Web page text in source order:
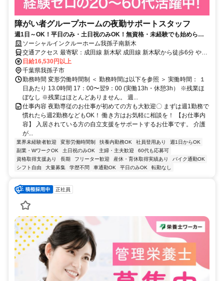
障がい者グループホームの夜勤サポートスタッフ
週1日～OK！平日のみ・土日祝のみOK！無資格・未経験でも始められ
ます。目の前の人に喜んでいただくことに、一生懸命になれる仕事で
す。
ソーシャルインクルーホーム我孫子南新木
交通アクセス 最寄駅：成田線 新木駅 成田線 新木駅から徒歩6分 やす
らぎの道沿い
日給16,530円以上
千葉県我孫子市
勤務時間 変形労働時間制 ＜ 勤務時間は以下を参照 ＞ 実働時間： １
日あたり 13.0時間 17：00〜翌9：00 (実働13h・休憩3h） ※残業ほ
ぼなし ※残業はほとんどありません。 週...
仕事内容 夜勤専従のお仕事が初めての方も大歓迎〇 まずは週1勤務で
慣れたら週2勤務などもOK！ 働き方はお気軽に相談を！ 【お仕事内
容】 入居されている方の自立支援をサポートするお仕事です。 介護
が...
業界未経験者歓迎 変形労働時間制 扶養内勤務OK 社員登用あり
週1日からOK
副業・WワークOK
土日祝のみOK 主婦・主夫歓迎
60代も応募可
資格取得支援あり
長期 フリーター歓迎 産休・育休取得実績あり
バイク通勤OK
シフト自由
大量募集 学歴不問 車通勤OK 平日のみOK 転勤なし
正社員